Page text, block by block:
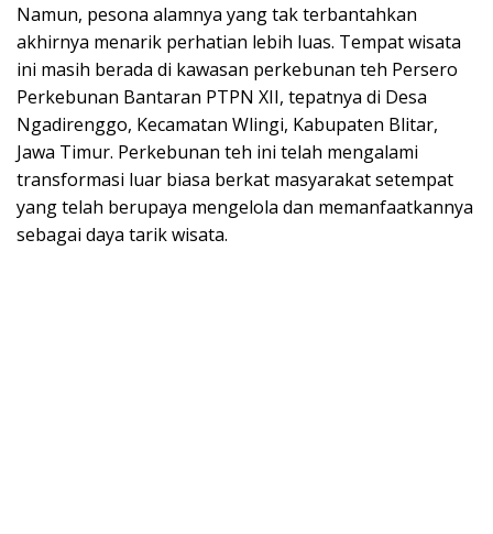
Namun, pesona alamnya yang tak terbantahkan
akhirnya menarik perhatian lebih luas. Tempat wisata
ini masih berada di kawasan perkebunan teh Persero
Perkebunan Bantaran PTPN XII, tepatnya di Desa
Ngadirenggo, Kecamatan Wlingi, Kabupaten Blitar,
Jawa Timur. Perkebunan teh ini telah mengalami
transformasi luar biasa berkat masyarakat setempat
yang telah berupaya mengelola dan memanfaatkannya
sebagai daya tarik wisata.